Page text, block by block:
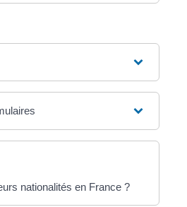
nationalités en France ?